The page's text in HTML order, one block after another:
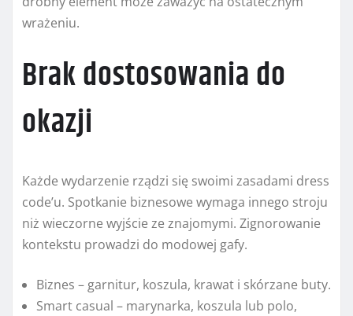
wrażeniu.
Brak dostosowania do
okazji
Każde wydarzenie rządzi się swoimi zasadami dress
code’u. Spotkanie biznesowe wymaga innego stroju
niż wieczorne wyjście ze znajomymi. Zignorowanie
kontekstu prowadzi do modowej gafy.
Biznes – garnitur, koszula, krawat i skórzane buty.
Smart casual – marynarka, koszula lub polo,